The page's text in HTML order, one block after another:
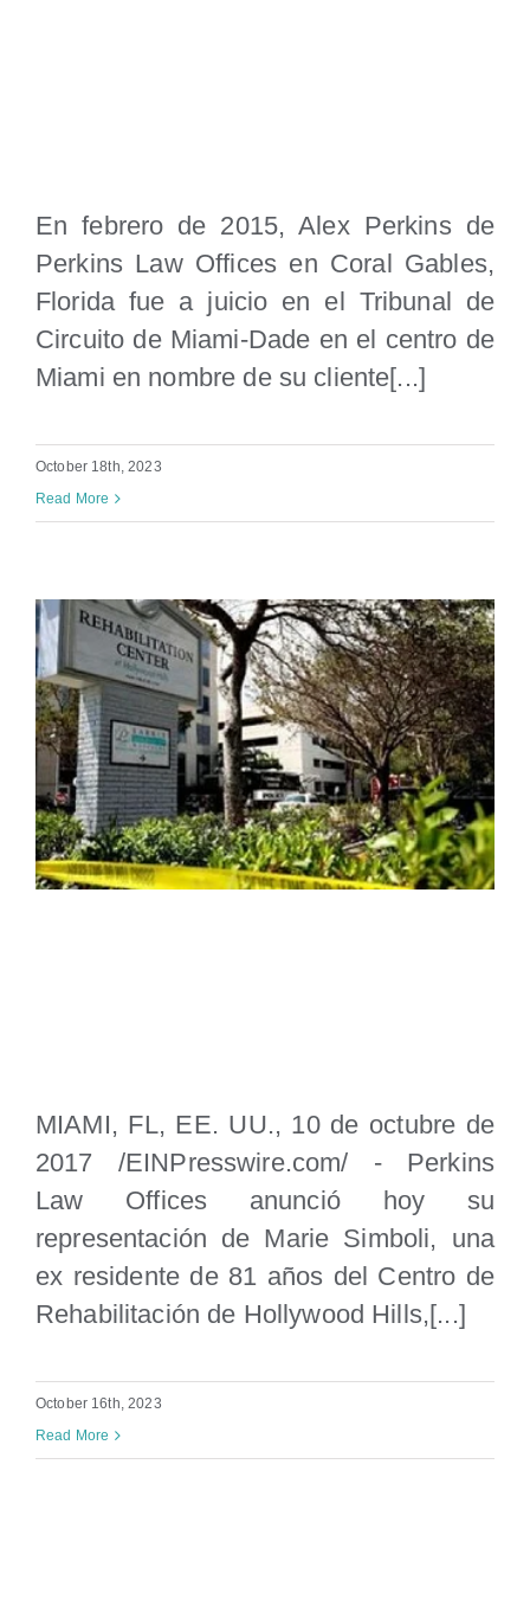
En febrero de 2015, Alex Perkins de
Perkins Law Offices en Coral Gables,
Florida fue a juicio en el Tribunal de
Circuito de Miami-Dade en el centro de
Miami en nombre de su cliente[...]
October 18th, 2023
Read More
MIAMI, FL, EE. UU., 10 de octubre de
2017 /EINPresswire.com/ - Perkins
Law Offices anunció hoy su
representación de Marie Simboli, una
ex residente de 81 años del Centro de
Rehabilitación de Hollywood Hills,[...]
October 16th, 2023
Read More